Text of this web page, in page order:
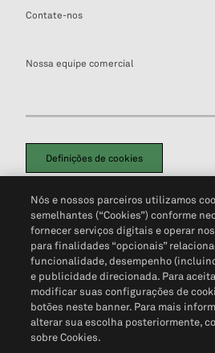
Contate-nos
Nossa equipe comercial
Definições de cookies
Política de PrivacidadePortal de
Não Venda Minhas Informações Pessoais©
Nós e nossos parceiros utilizamos
semelhantes (“Cookies”) conforme
fornecer serviços digitais e operar
para finalidades “opcionais”
funcionalidade, desempenho
e publicidade direcionada. Para
modificar suas configurações de
botões neste banner. Para mais
alterar sua escolha posteriormente,
sobre Cookies.